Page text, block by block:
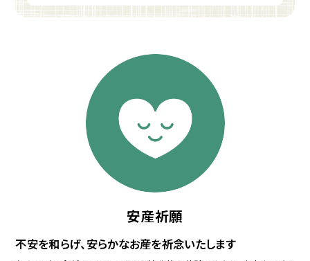
安産祈願
不安を和らげ、安らかなお産を祈念いたします